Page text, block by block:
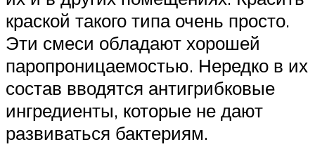
краской такого типа очень просто.
Эти смеси обладают хорошей
паропроницаемостью. Нередко в их
состав вводятся антигрибковые
ингредиенты, которые не дают
развиваться бактериям.